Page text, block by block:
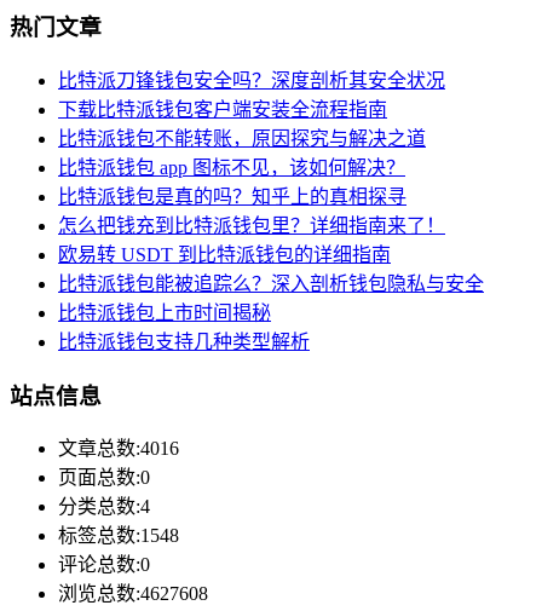
热门文章
比特派刀锋钱包安全吗？深度剖析其安全状况
下载比特派钱包客户端安装全流程指南
比特派钱包不能转账，原因探究与解决之道
比特派钱包 app 图标不见，该如何解决？
比特派钱包是真的吗？知乎上的真相探寻
怎么把钱充到比特派钱包里？详细指南来了！
欧易转 USDT 到比特派钱包的详细指南
比特派钱包能被追踪么？深入剖析钱包隐私与安全
比特派钱包上市时间揭秘
比特派钱包支持几种类型解析
站点信息
文章总数:4016
页面总数:0
分类总数:4
标签总数:1548
评论总数:0
浏览总数:4627608